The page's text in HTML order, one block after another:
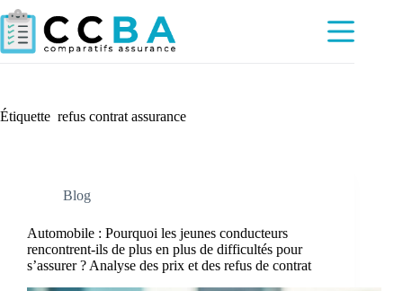
Passer
au
contenu
Étiquette refus contrat assurance
Blog
Automobile : Pourquoi les jeunes conducteurs
rencontrent-ils de plus en plus de difficultés pour
s’assurer ? Analyse des prix et des refus de contrat